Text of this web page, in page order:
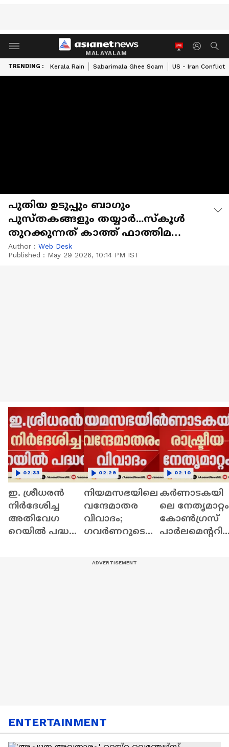
MALAYALAM
TRENDING : Kerala Rain Sabarimala Ghee Scam US - Iran Conflict
പുതിയ ഉടുപ്പും ബാഗും
പുസ്തകങ്ങളും തയ്യാർ...സ്‌കൂൾ
തുറക്കുന്നത് കാത്ത് ഫാത്തിമ
ദൽവ
Author : Web Desk
Published : May 29 2026, 10:14 PM IST
ഇ. ശ്രീധരൻ
നിർദേശിച്ച
അതിവേ​ഗ
റെയിൽ പദ്ധതി;
02:33
നിയമസഭയിലെ
വന്ദേമാതര
വിവാദം; ​
ഗവർണറുടെ
02:29
കർണാടകയി
ലെ
കോൺ​ഗ്രസ്
പാർലമെന്ററി
02:10
ENTERTAINMENT